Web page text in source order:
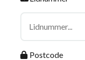
Postcode